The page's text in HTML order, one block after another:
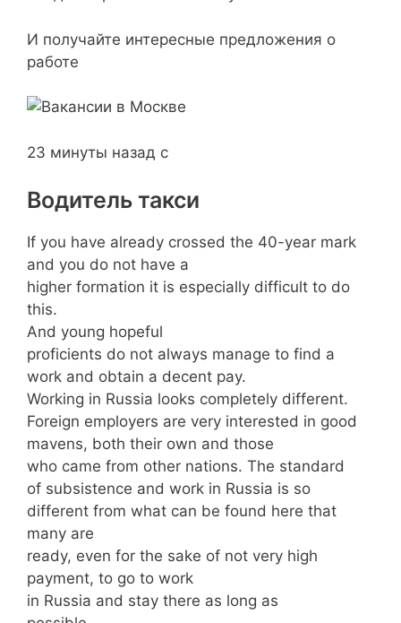
И получайте интересные предложения о
работе
23 минуты назад с
Водитель такси
If you have already crossed the 40-year mark
and you do not have a
higher formation it is especially difficult to do
this.
And young hopeful
proficients do not always manage to find a
work and obtain a decent pay.
Working in Russia looks completely different.
Foreign employers are very interested in good
mavens, both their own and those
who came from other nations. The standard
of subsistence and work in Russia is so
different from what can be found here that
many are
ready, even for the sake of not very high
payment, to go to work
in Russia and stay there as long as